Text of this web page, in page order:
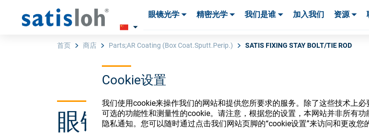
Cookie设置
我们使用cookie来操作我们的网站和提供您所要求的服务。除了这些技术上
可选的功能性和测量性的cookie。请注意，根据您的设置，本网站并非所有
隐私通知。您可以随时通过点击我们网站页脚的“cookie设置”来访问和更改您
眼镜光学 精密光学 我们是谁 加入我们 资源
首页 商店 Parts;AR Coating (Box Coat.Sputt.Perip.) SATIS FIXING STAY BOLT/TIE ROD
眼镜光学耗材商店